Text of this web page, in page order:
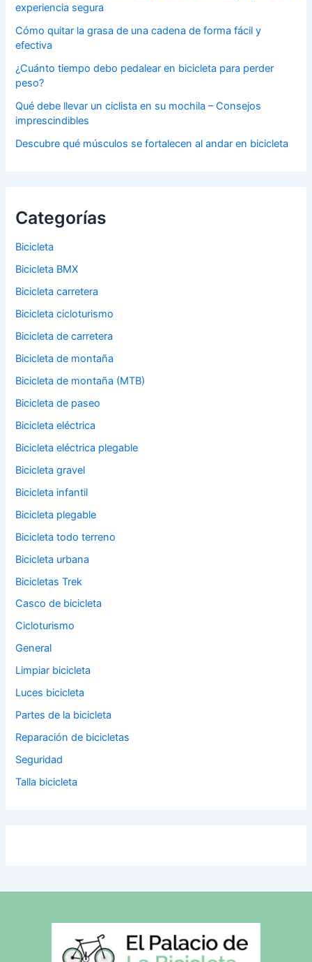
experiencia segura
Cómo quitar la grasa de una cadena de forma fácil y
efectiva
¿Cuánto tiempo debo pedalear en bicicleta para perder
peso?
Qué debe llevar un ciclista en su mochila – Consejos
imprescindibles
Descubre qué músculos se fortalecen al andar en bicicleta
Categorías
Bicicleta
Bicicleta BMX
Bicicleta carretera
Bicicleta cicloturismo
Bicicleta de carretera
Bicicleta de montaña
Bicicleta de montaña (MTB)
Bicicleta de paseo
Bicicleta eléctrica
Bicicleta eléctrica plegable
Bicicleta gravel
Bicicleta infantil
Bicicleta plegable
Bicicleta todo terreno
Bicicleta urbana
Bicicletas Trek
Casco de bicicleta
Cicloturismo
General
Limpiar bicicleta
Luces bicicleta
Partes de la bicicleta
Reparación de bicicletas
Seguridad
Talla bicicleta